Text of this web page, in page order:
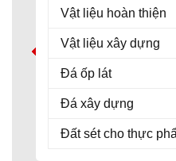
Vật liệu hoàn thiện
Vật liệu xây dựng
Đá ốp lát
Đá xây dựng
Đất sét cho thực